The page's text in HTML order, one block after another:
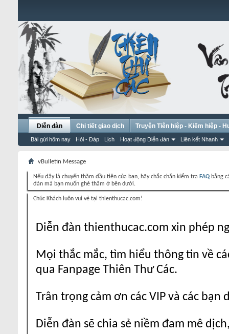
Diễn đàn
Bài gửi hôm nay Hỏi - Đáp Lịch Hoạt động Diễn đàn Liên kết Nhanh
Chi tiết giao dịch Truyện Tiên hiệp - Kiếm hiệp -
vBulletin Message
Nếu đây là chuyến thăm đầu tiên của bạn, hãy chắc chắn kiểm tra FAQ bằng
đàn mà bạn muốn ghé thăm ở bên dưới.
Chúc Khách luôn vui vẻ tại thienthucac.com!
Diễn đàn thienthucac.com xin phép
Mọi thắc mắc, tìm hiểu thông tin về
qua Fanpage Thiên Thư Các.
Trân trọng cảm ơn các VIP và các
Diễn đàn sẽ chia sẻ niềm đam mê